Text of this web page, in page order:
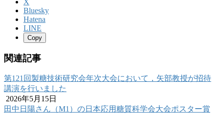
Bluesky
Hatena
LINE
Copy
関連記事
第121回製糖技術研究会年次大会において，矢部教授が招待
講演を行いました
2026年5月15日
田中日陽さん（M1）の日本応用糖質科学会大会ポスター賞